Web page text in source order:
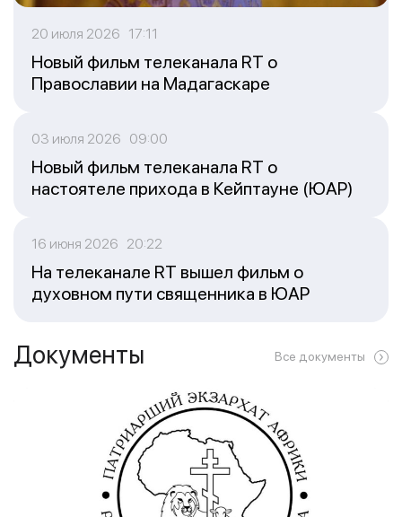
20 июля 2026 17:11
Новый фильм телеканала RT о
Православии на Мадагаскаре
03 июля 2026 09:00
Новый фильм телеканала RT о
настоятеле прихода в Кейптауне (ЮАР)
16 июня 2026 20:22
На телеканале RT вышел фильм о
духовном пути священника в ЮАР
Документы Все документы